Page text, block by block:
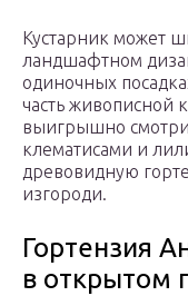
Кустарник может
ландшафтном
одиночных
часть живописной
выигрышно
клематисами и
древовидную
изгороди.
Гортензия
в открытом